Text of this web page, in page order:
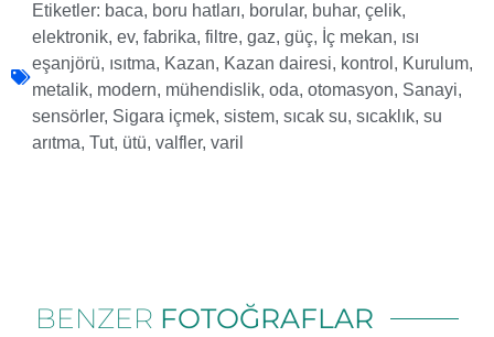
Etiketler: baca, boru hatları, borular, buhar, çelik,
elektronik, ev, fabrika, filtre, gaz, güç, İç mekan, ısı
eşanjörü, ısıtma, Kazan, Kazan dairesi, kontrol , Kurulum,
metalik, modern, mühendislik, oda, otomasyon, Sanayi,
sensörler, Sigara içmek, sistem, sıcak su, sıcaklık, su
arıtma, Tut, ütü, valfler, varil
BENZER FOTOĞRAFLAR